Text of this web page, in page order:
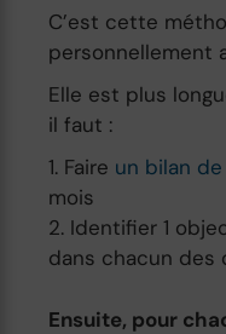
C’est cette
personnellement
Elle est plus
il faut :
Faire un bilan
mois
Identifier 1
dans chacun des
Ensuite, pour